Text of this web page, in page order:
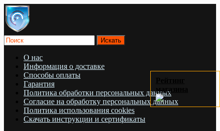
О нас
Информация о доставке
Cпособы оплаты
Гарантия
Политика обработки персональных данных
Согласие на обработку персональных данных
Политика использования cookies
Скачать инструкции и сертификаты